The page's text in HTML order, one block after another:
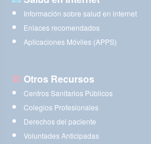
Información sobre salud en internet
Enlaces recomendados
Aplicaciones Móviles (APPS)
Otros Recursos
Centros Sanitarios Públicos
Colegios Profesionales
Derechos del paciente
Voluntades Anticipadas